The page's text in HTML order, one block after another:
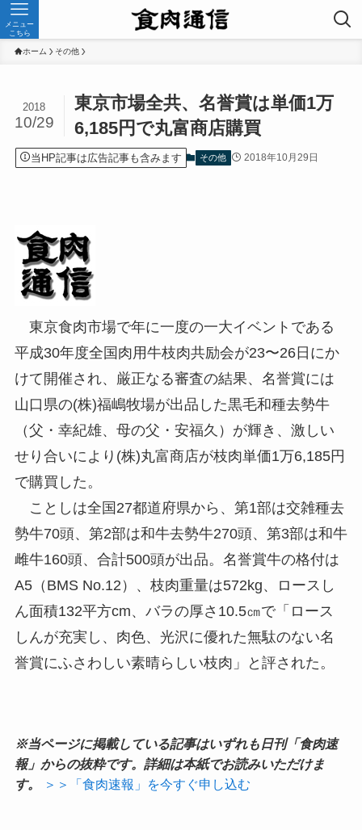
メニュー
こちら
ホーム その他
東京市場全共、名誉賞は単価1万
6,185円で丸富商店購買
2018
10/29
当HP記事は広告記事も含みます その他 2018年10月29日
東京食肉市場で年に一度の一大イベントである
平成30年度全国肉用牛枝肉共励会が23〜26日にか
けて開催され、厳正なる審査の結果、名誉賞には
山口県の(株)福嶋牧場が出品した黒毛和種去勢牛
（父・幸紀雄、母の父・安福久）が輝き、激しい
せり合いにより(株)丸富商店が枝肉単価1万6,185円
で購買した。
ことしは全国27都道府県から、第1部は交雑種去
勢牛70頭、第2部は和牛去勢牛270頭、第3部は和牛
雌牛160頭、合計500頭が出品。名誉賞牛の格付は
A5（BMS No.12）、枝肉重量は572kg、ロースし
ん面積132平方cm、バラの厚さ10.5㎝で「ロース
しんが充実し、肉色、光沢に優れた無駄のない名
誉賞にふさわしい素晴らしい枝肉」と評された。
※当ページに掲載している記事はいずれも日刊「食肉速
報」からの抜粋です。詳細は本紙でお読みいただけま
す。
＞＞「食肉速報」を今すぐ申し込む